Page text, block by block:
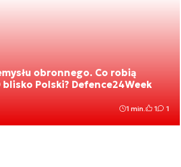
obronnego. Co robią
blisko Polski? Defence24Week
1 min. 1 1